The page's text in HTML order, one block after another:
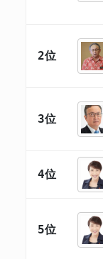
2位
3位
4位
5位